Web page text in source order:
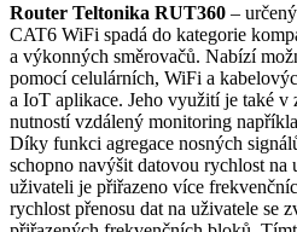
Router Teltonika RUT360 –
CAT6 WiFi spadá do kategorie
a výkonných směrovačů. Nabízí
pomocí celulárních, WiFi a
a IoT aplikace. Jeho využití je také v
nutností vzdálený monitoring
Díky funkci agregace nosných
schopno navýšit datovou rychlost na
uživateli je přiřazeno více
rychlost přenosu dat na uživatele se